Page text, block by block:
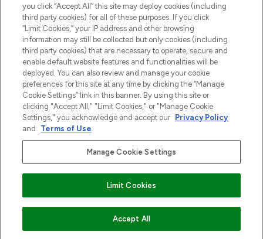
NIET OP VOORRAAD
HELP & INFORMATIE
BEDRIJFSINFORMATIE
OVER LOOKFANTASTIC
2026 THG Beauty Europe GmbH Maximilianstrasse 54 80538 Munich
Betaal veilig met
you click “Accept All” this site may deploy cookies (including
third party cookies) for all of these purposes. If you click
“Limit Cookies,” your IP address and other browsing
information may still be collected but only cookies (including
third party cookies) that are necessary to operate, secure and
enable default website features and functionalities will be
deployed. You can also review and manage your cookie
preferences for this site at any time by clicking the “Manage
Cookie Settings” link in this banner. By using this site or
clicking "Accept All," "Limit Cookies," or "Manage Cookie
Settings," you acknowledge and accept our Privacy Policy
and
Terms of Use.
Manage Cookie Settings
Limit Cookies
Accept All